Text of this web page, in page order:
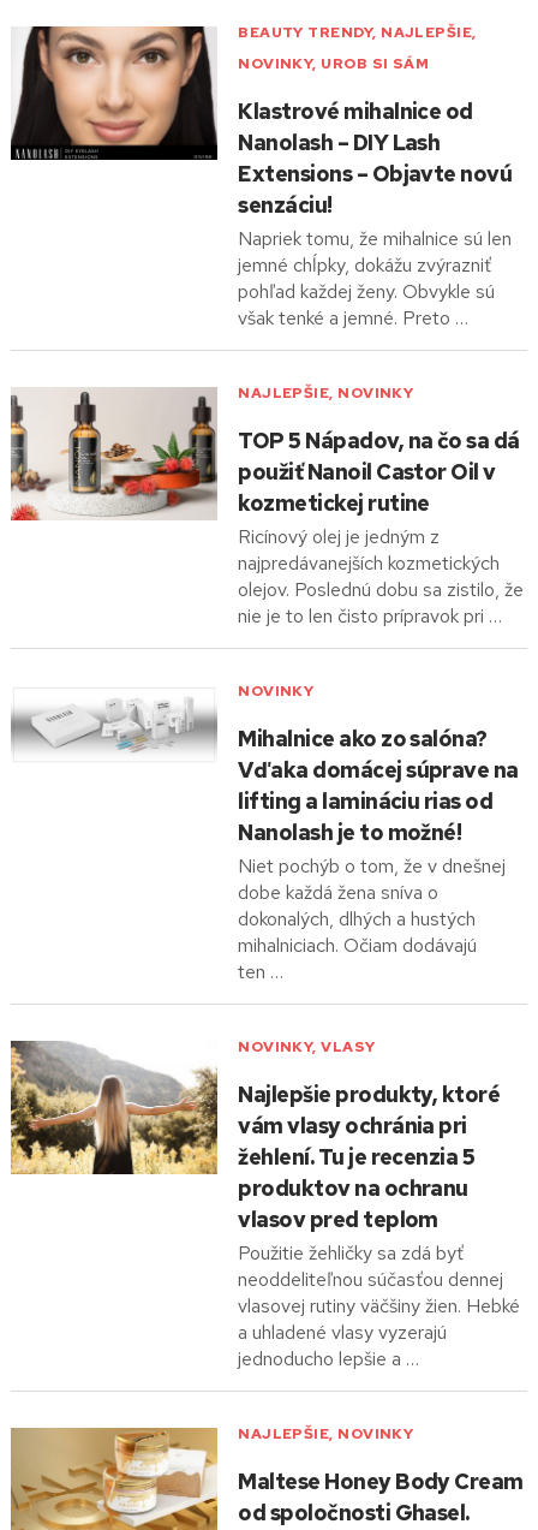
BEAUTY TRENDY, NAJLEPŠIE,
NOVINKY, UROB SI SÁM
Klastrové mihalnice od
Nanolash – DIY Lash
Extensions – Objavte novú
senzáciu!
Napriek tomu, že mihalnice sú len
jemné chĺpky, dokážu zvýrazniť
pohľad každej ženy. Obvykle sú
však tenké a jemné. Preto …
NAJLEPŠIE, NOVINKY
TOP 5 Nápadov, na čo sa dá
použiť Nanoil Castor Oil v
kozmetickej rutine
Ricínový olej je jedným z
najpredávanejších kozmetických
olejov. Poslednú dobu sa zistilo, že
nie je to len čisto prípravok pri …
NOVINKY
Mihalnice ako zo salóna?
Vďaka domácej súprave na
lifting a lamináciu rias od
Nanolash je to možné!
Niet pochýb o tom, že v dnešnej
dobe každá žena sníva o
dokonalých, dlhých a hustých
mihalniciach. Očiam dodávajú
ten …
NOVINKY,VLASY
Najlepšie produkty, ktoré
vám vlasy ochránia pri
žehlení. Tu je recenzia 5
produktov na ochranu
vlasov pred teplom
Použitie žehličky sa zdá byť
neoddeliteľnou súčasťou dennej
vlasovej rutiny väčšiny žien. Hebké
a uhladené vlasy vyzerajú
jednoducho lepšie a …
NAJLEPŠIE, NOVINKY
Maltese Honey Body Cream
od spoločnosti Ghasel.